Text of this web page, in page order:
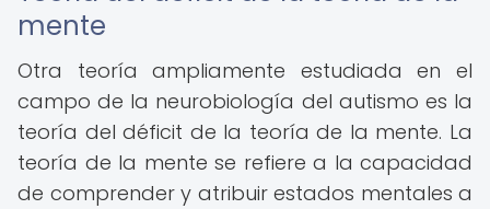
mente
Otra teoría ampliamente estudiada en el
campo de la neurobiología del autismo es la
teoría del déficit de la teoría de la mente. La
teoría de la mente se refiere a la capacidad
de comprender y atribuir estados mentales a